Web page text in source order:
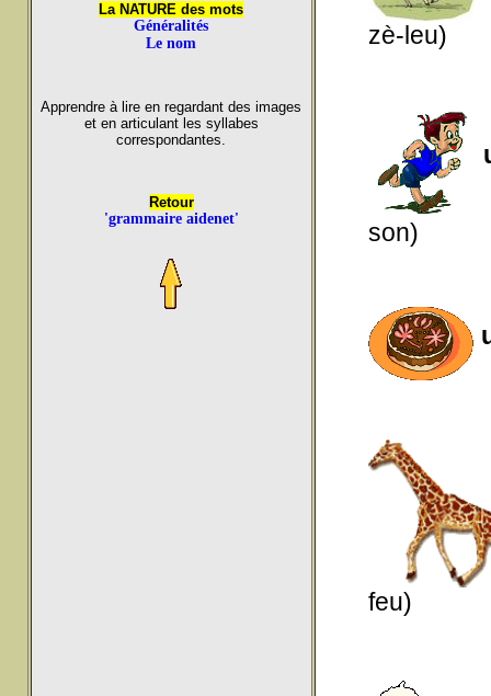
La NATURE des mots
Généralités
Le nom
Apprendre à lire en regardant des images
et en articulant les syllabes
correspondantes.
Retour
'grammaire aidenet'
zè-leu)
son)
feu)